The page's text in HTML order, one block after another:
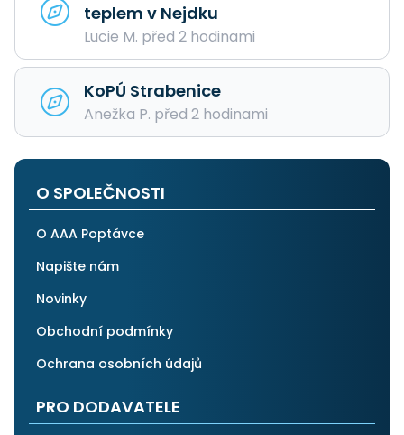
teplem v Nejdku
Lucie M. před 2 hodinami
KoPÚ Strabenice
Anežka P. před 2 hodinami
O SPOLEČNOSTI
O AAA Poptávce
Napište nám
Novinky
Obchodní podmínky
Ochrana osobních údajů
PRO DODAVATELE